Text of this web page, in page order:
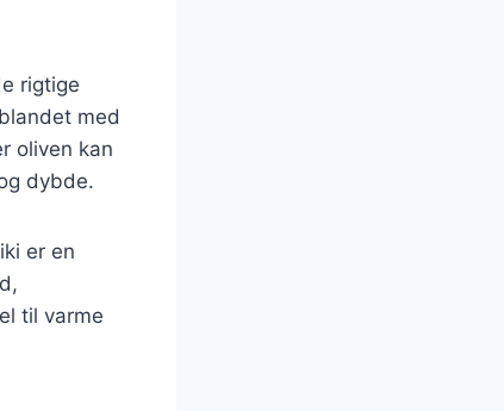
rigtige
med
oliven kan
dybde.
er en
til varme